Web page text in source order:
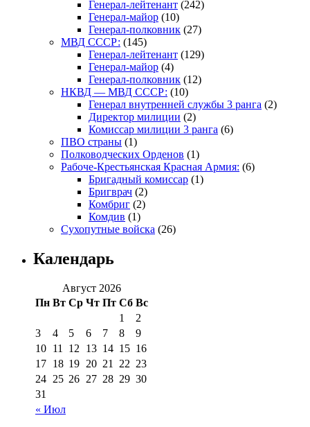
Генерал-лейтенант (242)
Генерал-майор (10)
Генерал-полковник (27)
МВД СССР: (145)
Генерал-лейтенант (129)
Генерал-майор (4)
Генерал-полковник (12)
НКВД — МВД СССР: (10)
Генерал внутренней службы 3 ранга (2)
Директор милиции (2)
Комиссар милиции 3 ранга (6)
ПВО страны (1)
Полководческих Орденов (1)
Рабоче-Крестьянская Красная Армия: (6)
Бригадный комиссар (1)
Бригврач (2)
Комбриг (2)
Комдив (1)
Сухопутные войска (26)
Календарь
Август 2026
Пн Вт Ср Чт Пт Сб Вс
« Июл
1
2
3
4 5 6 7 8
9
10 11 12 13 14 15 16
17 18 19 20 21 22 23
24 25 26 27 28 29 30
31